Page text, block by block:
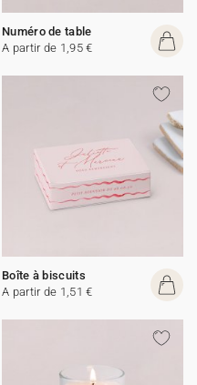
Numéro de table
A partir de 1,95 €
Boîte à biscuits
A partir de 1,51 €